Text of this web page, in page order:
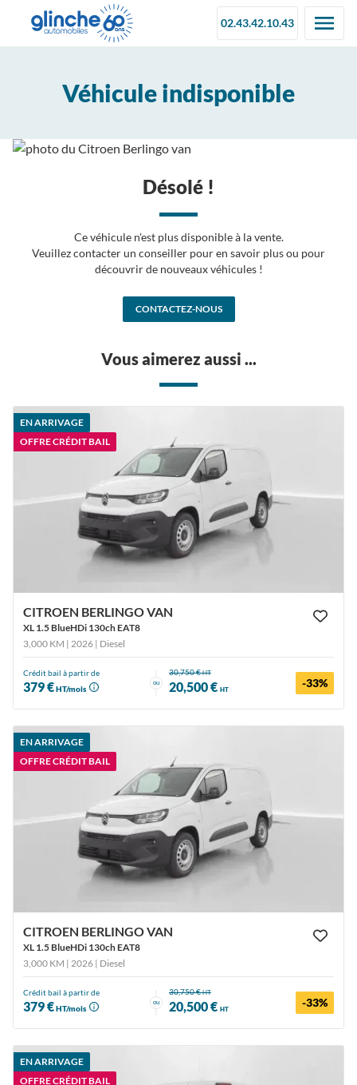
02.43.42.10.43
Véhicule indisponible
Désolé !
Ce véhicule n'est plus disponible à la vente.
Veuillez contacter un conseiller pour en savoir plus ou pour
découvrir de nouveaux véhicules !
CONTACTEZ-NOUS
Vous aimerez aussi ...
EN ARRIVAGE
OFFRE CRÉDIT BAIL
CITROEN BERLINGO VAN
XL 1.5 BlueHDi 130ch EAT8
3,000 KM | 2026 | Diesel
Crédit bail à partir de
379 €HT/mois
ou
30,750 €HT
20,500 € HT -33%
EN ARRIVAGE
OFFRE CRÉDIT BAIL
CITROEN BERLINGO VAN
XL 1.5 BlueHDi 130ch EAT8
3,000 KM | 2026 | Diesel
Crédit bail à partir de
379 €HT/mois
ou
30,750 €HT
20,500 € HT -33%
EN ARRIVAGE
OFFRE CRÉDIT BAIL